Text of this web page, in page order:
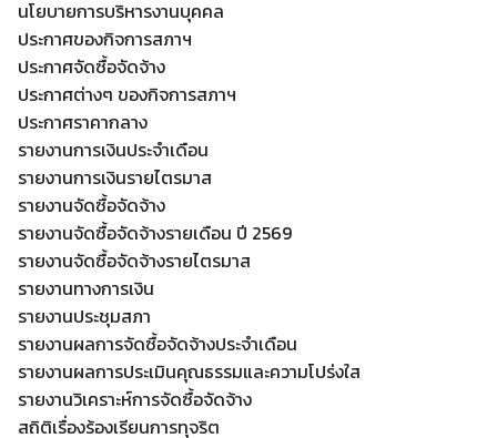
Search
for:
นโยบายการบริหารงานบุคคล
ประกาศของกิจการสภาฯ
ประกาศจัดซื้อจัดจ้าง
ประกาศต่างๆ ของกิจการสภาฯ
ประกาศราคากลาง
รายงานการเงินประจำเดือน
รายงานการเงินรายไตรมาส
รายงานจัดซื้อจัดจ้าง
รายงานจัดซื้อจัดจ้างรายเดือน ปี 2569
รายงานจัดซื้อจัดจ้างรายไตรมาส
รายงานทางการเงิน
รายงานประชุมสภา
รายงานผลการจัดซื้อจัดจ้างประจำเดือน
รายงานผลการประเมินคุณธรรมและความโปร่งใส
รายงานวิเคราะห์การจัดซื้อจัดจ้าง
สถิติเรื่องร้องเรียนการทุจริต